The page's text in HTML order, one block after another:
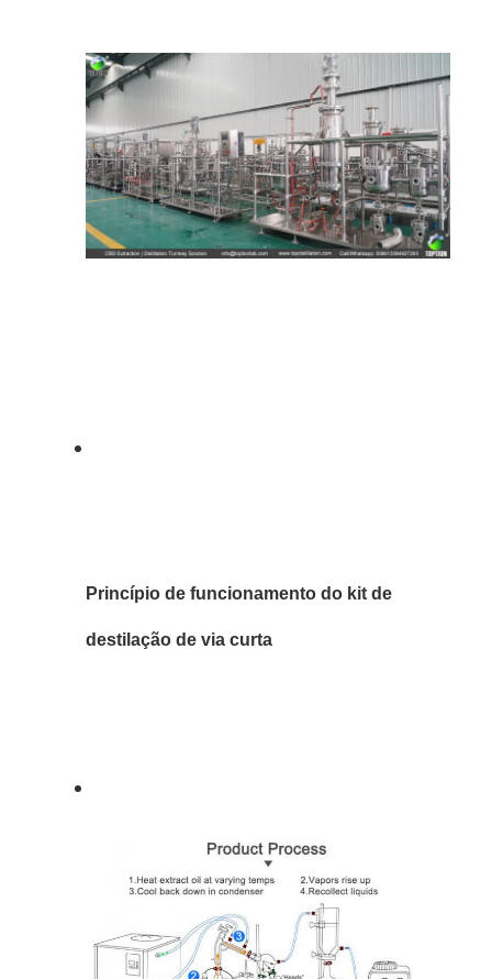
Princípio de funcionamento do kit de
destilação de via curta